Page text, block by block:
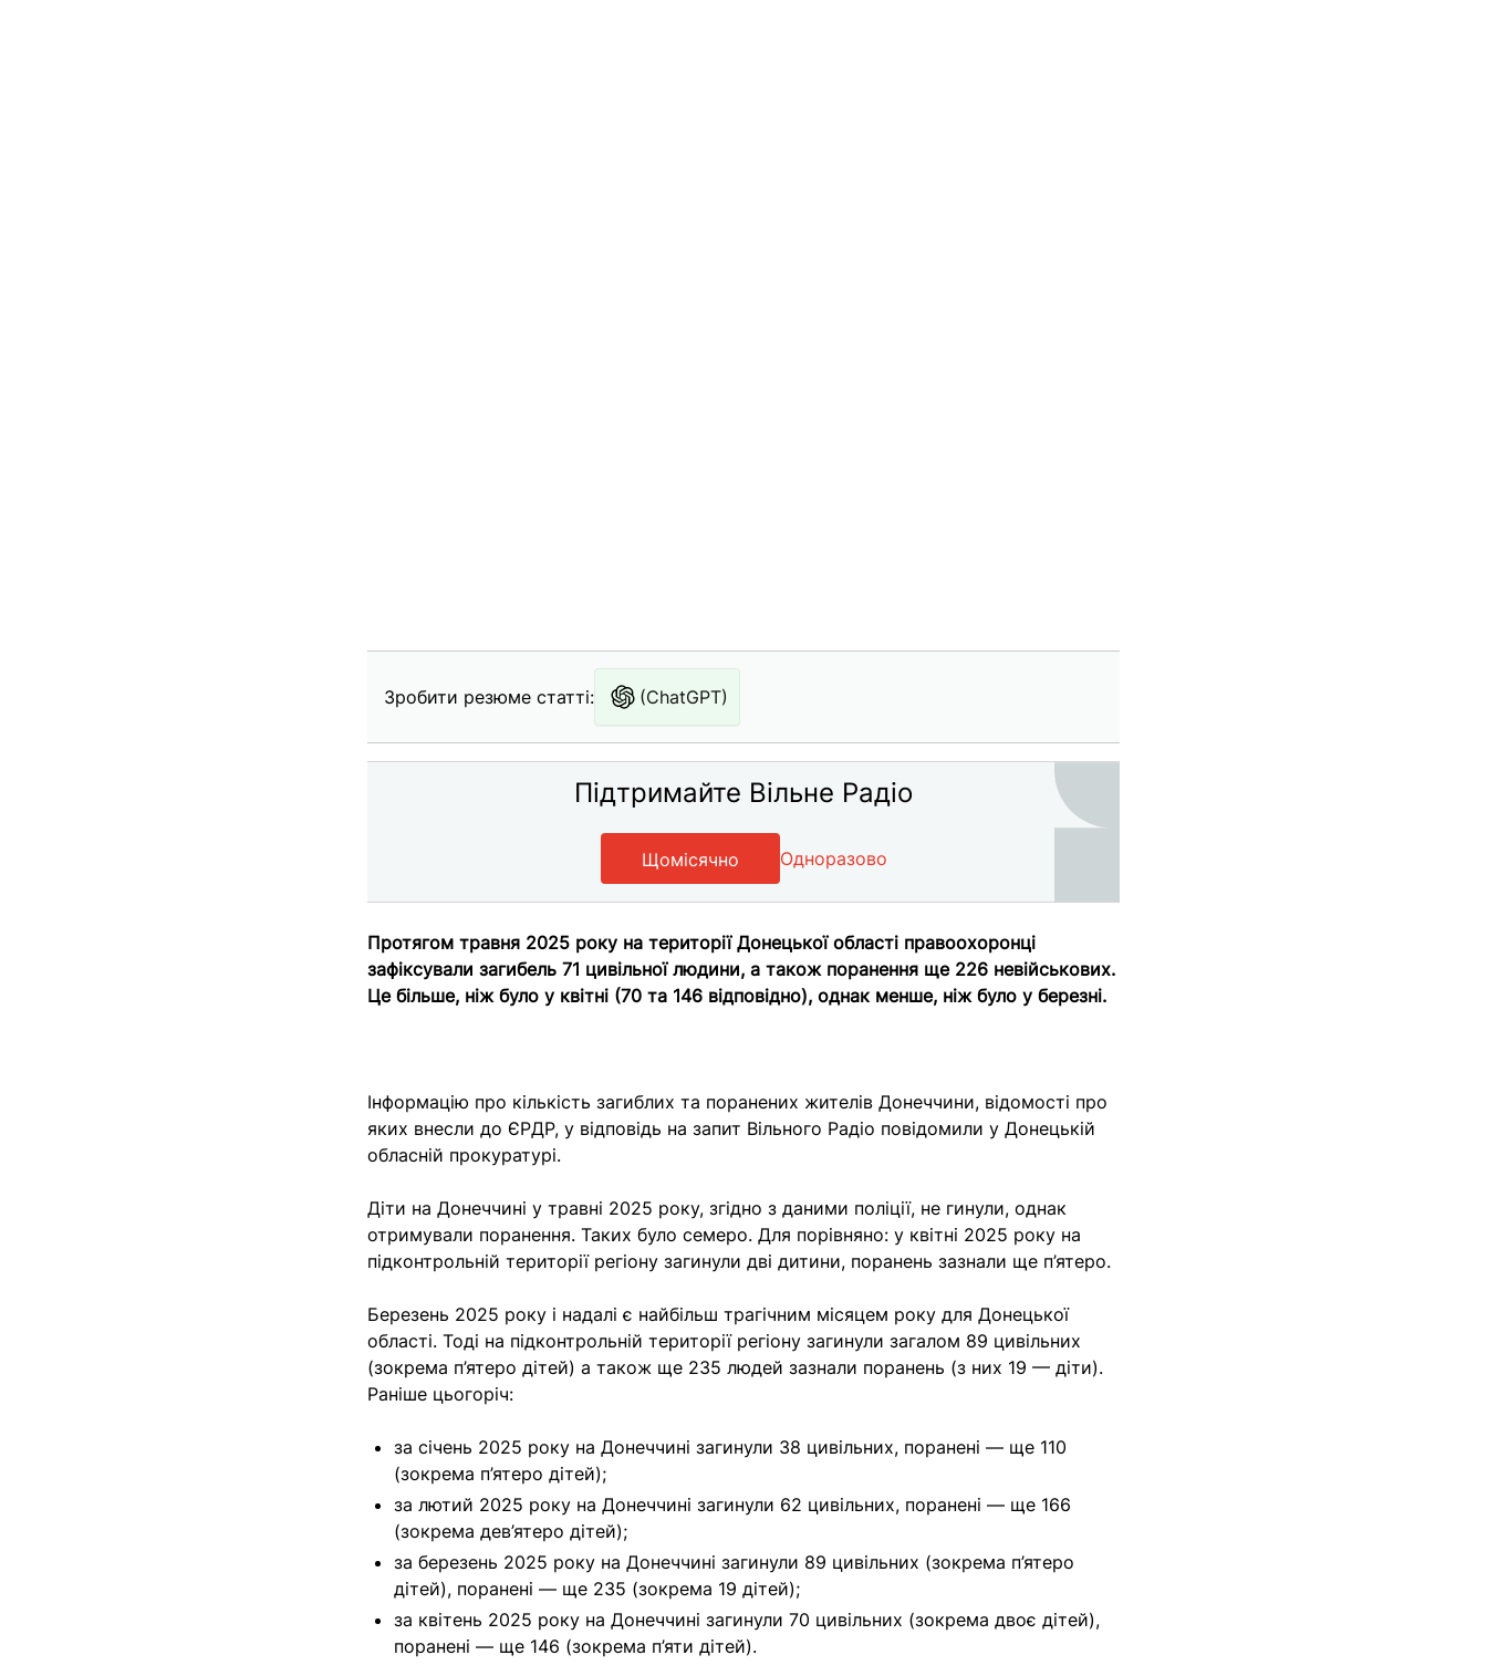
Зробити резюме статті: (ChatGPT)
Підтримайте Вільне Радіо
Щомісячно Одноразово
Протягом травня 2025 року на території Донецької області правоохоронці
зафіксували загибель 71 цивільної людини, а також поранення ще 226 невійськових.
Це більше, ніж було у квітні (70 та 146 відповідно), однак менше, ніж було у березні.
Інформацію про кількість загиблих та поранених жителів Донеччини, відомості про
яких внесли до ЄРДР, у відповідь на запит Вільного Радіо повідомили у Донецькій
обласній прокуратурі.
Діти на Донеччині у травні 2025 року, згідно з даними поліції, не гинули, однак
отримували поранення. Таких було семеро. Для порівняно: у квітні 2025 року на
підконтрольній території регіону загинули дві дитини, поранень зазнали ще п’ятеро.
Березень 2025 року і надалі є найбільш трагічним місяцем року для Донецької
області. Тоді на підконтрольній території регіону загинули загалом 89 цивільних
(зокрема п’ятеро дітей) а також ще 235 людей зазнали поранень (з них 19 — діти).
Раніше цьогоріч:
за січень 2025 року на Донеччині загинули 38 цивільних, поранені — ще 110
(зокрема п’ятеро дітей);
за лютий 2025 року на Донеччині загинули 62 цивільних, поранені — ще 166
(зокрема дев’ятеро дітей);
за березень 2025 року на Донеччині загинули 89 цивільних (зокрема п’ятеро
дітей), поранені — ще 235 (зокрема 19 дітей);
за квітень 2025 року на Донеччині загинули 70 цивільних (зокрема двоє дітей),
поранені — ще 146 (зокрема п’яти дітей).